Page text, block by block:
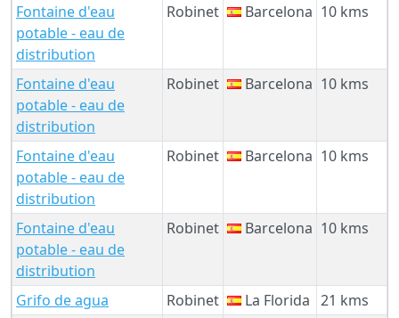
Fontaine d'eau
potable - eau de
distribution
Robinet Barcelona 10 kms
Fontaine d'eau
potable - eau de
distribution
Robinet Barcelona 10 kms
Fontaine d'eau
potable - eau de
distribution
Robinet Barcelona 10 kms
Fontaine d'eau
potable - eau de
distribution
Robinet Barcelona 10 kms
Grifo de agua Robinet La Florida 21 kms